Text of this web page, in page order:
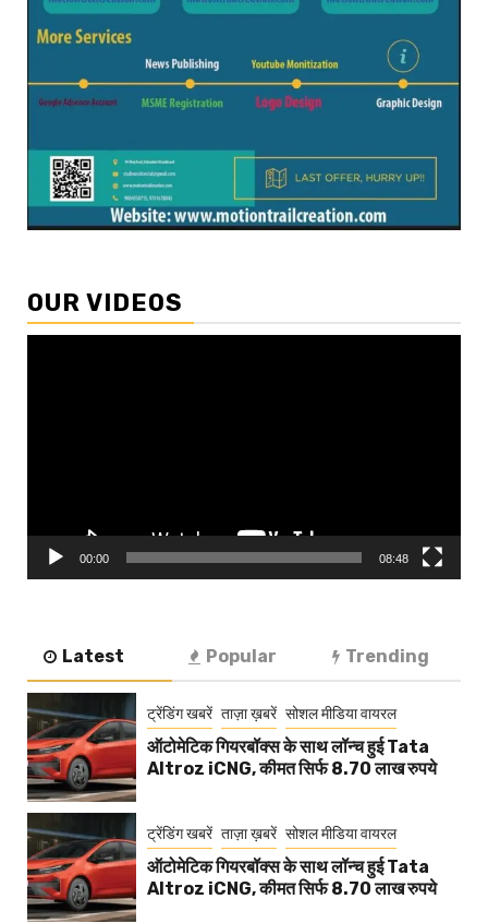
OUR VIDEOS
00:00 08:48
Latest Popular Trending
ट्रेंडिंग खबरें ताज़ा ख़बरें सोशल मीडिया वायरल
ऑटोमेटिक गियरबॉक्स के साथ लॉन्च हुई Tata
Altroz iCNG, कीमत सिर्फ 8.70 लाख रुपये
ट्रेंडिंग खबरें ताज़ा ख़बरें सोशल मीडिया वायरल
ऑटोमेटिक गियरबॉक्स के साथ लॉन्च हुई Tata
Altroz iCNG, कीमत सिर्फ 8.70 लाख रुपये